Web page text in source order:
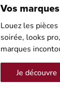
Vos
Louez les
soirée, looks
marques
Je découvre